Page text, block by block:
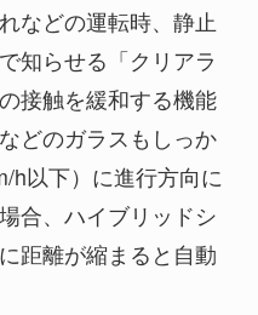
などの運転時、静止
知らせる「クリアラ
接触を緩和する機能
どのガラスもしっか
h以下）に進行方向に
合、ハイブリッドシ
距離が縮まると自動